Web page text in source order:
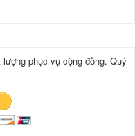
phục vụ cộng đồng. Quý